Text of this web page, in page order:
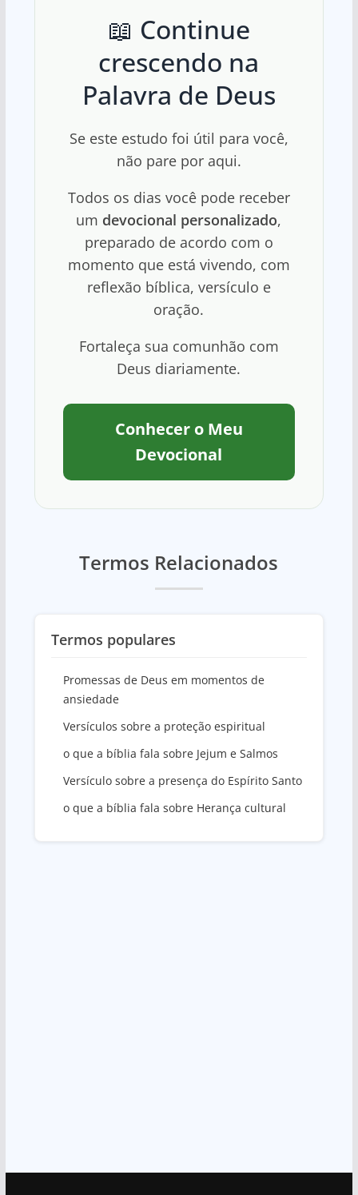
📖 Continue
crescendo na
Palavra de Deus
Se este estudo foi útil para você,
não pare por aqui.
Todos os dias você pode receber
um devocional personalizado,
preparado de acordo com o
momento que está vivendo, com
reflexão bíblica, versículo e
oração.
Fortaleça sua comunhão com
Deus diariamente.
Conhecer o Meu
Devocional
Termos Relacionados
Termos populares
Promessas de Deus em momentos de
ansiedade
Versículos sobre a proteção espiritual
o que a bíblia fala sobre Jejum e Salmos
Versículo sobre a presença do Espírito Santo
o que a bíblia fala sobre Herança cultural